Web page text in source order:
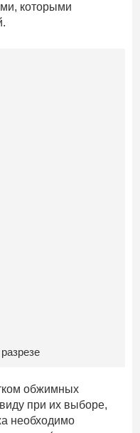
которыми
обжимных
при их выборе,
необходимо